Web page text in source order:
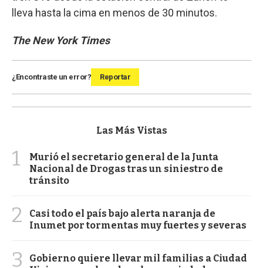
lleva hasta la cima en menos de 30 minutos.
The New York Times
¿Encontraste un error? Reportar
Las Más Vistas
1
Murió el secretario general de la Junta
Nacional de Drogas tras un siniestro de
tránsito
2
Casi todo el país bajo alerta naranja de
Inumet por tormentas muy fuertes y severas
3
Gobierno quiere llevar mil familias a Ciudad